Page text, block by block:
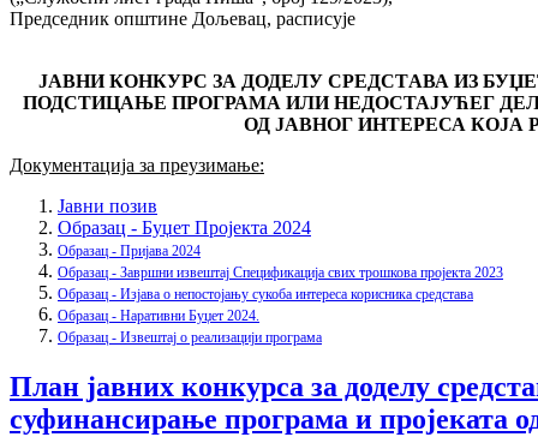
Председник општине Дољевац, расписује
ЈАВНИ КОНКУРС ЗА ДОДЕЛУ СРЕДСТAВА ИЗ
ПОДСТИЦАЊЕ ПРОГРАМА ИЛИ НЕДОСТАЈУЋЕГ
ОД ЈАВНОГ ИНТЕРЕСА КОЈА
Документација за преузимање:
Јавни позив
Образац - Буџет Пројекта 2024
Образац - Пријава 2024
Образац - Завршни извештај Спецификација свих трошкова пројекта 2023
Образац - Изјава о непостојању сукоба интереса корисника средстава
Образац - Наративни Буџет 2024.
Образац - Извештај о реализацији програма
План јавних конкурса за доделу
суфинансирање програма и пројеката